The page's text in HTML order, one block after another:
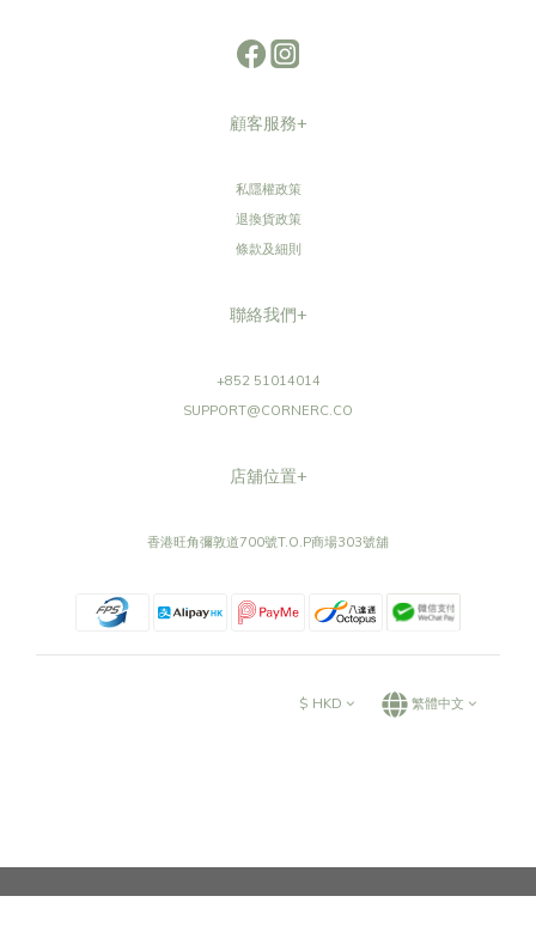
顧客服務+
私隱權政策
退換貨政策
條款及細則
聯絡我們+
+852 51014014
SUPPORT@CORNERC.CO
店舖位置+
香港旺角彌敦道700號T.O.P商場303號舖
$ HKD 繁體中文